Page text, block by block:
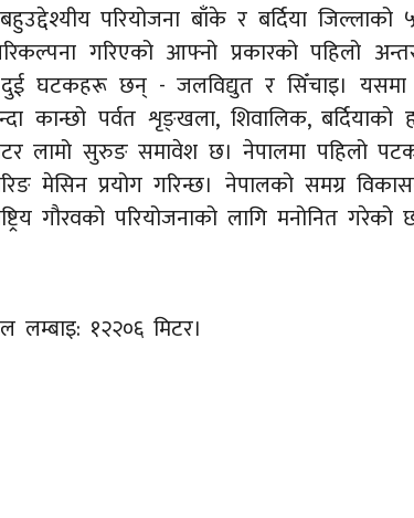
परियोजना बाँके र बर्दिया
गरिएको आफ्नो प्रकारको पहिलो
घटकहरू छन् - जलविद्युत र सिँचाइ। यसमा
कान्छो पर्वत शृङ्खला, शिवालिक, बर्दियाको
लामो सुरुङ समावेश छ। नेपालमा पहिलो
मेसिन प्रयोग गरिन्छ। नेपालको समग्र
गौरवको परियोजनाको लागि मनोनित गरेको
१२२०६ मिटर।